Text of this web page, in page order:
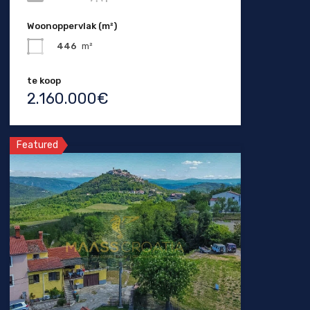
Woonoppervlak (m²)
446 m²
te koop
2.160.000€
Featured